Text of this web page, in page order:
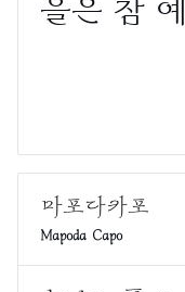
Mapoda Capo